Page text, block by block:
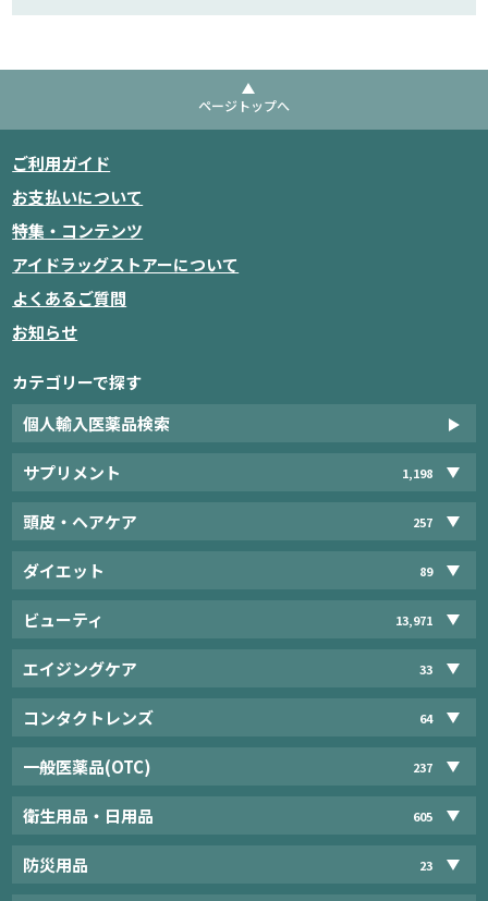
ページトップへ
ご利用ガイド
お支払いについて
特集・コンテンツ
アイドラッグストアーについて
よくあるご質問
お知らせ
カテゴリーで探す
個人輸入医薬品検索
サプリメント 1,198
頭皮・ヘアケア 257
ダイエット 89
ビューティ 13,971
エイジングケア 33
コンタクトレンズ 64
一般医薬品(OTC) 237
衛生用品・日用品 605
防災用品 23